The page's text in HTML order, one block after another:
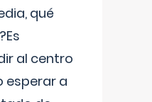
qué
al centro
esperar a